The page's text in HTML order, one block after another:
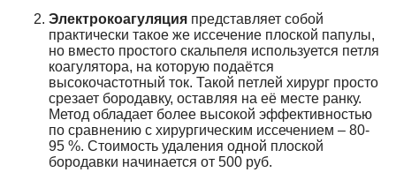
Электрокоагуляция представляет собой
практически такое же иссечение плоской папулы,
но вместо простого скальпеля используется петля
коагулятора, на которую подаётся
высокочастотный ток. Такой петлей хирург просто
срезает бородавку, оставляя на её месте ранку.
Метод обладает более высокой эффективностью
по сравнению с хирургическим иссечением – 80-
95 %. Стоимость удаления одной плоской
бородавки начинается от 500 руб.